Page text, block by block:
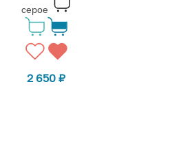
серое
2 650₽